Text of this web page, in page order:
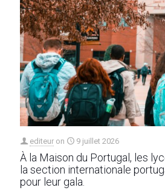
editeur on 9 juillet 2026
À la Maison du Portugal, les
la section internationale
pour leur gala.